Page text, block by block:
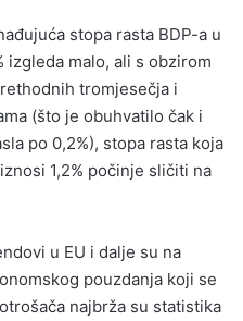
stopa rasta BDP-a u
izgleda malo, ali s obzirom
tromjesečja i
(što je obuhvatilo čak i
po 0,2%), stopa rasta koja
1,2% počinje sličiti na
u EU i dalje su na
pouzdanja koji se
najbrža su statistika